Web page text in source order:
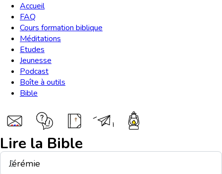
Accueil
FAQ
Cours formation biblique
Méditations
Etudes
Jeunesse
Podcast
Boîte à outils
Bible
Lire la Bible